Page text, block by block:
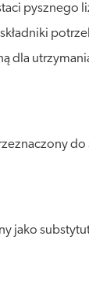
pysznego
dla
jako